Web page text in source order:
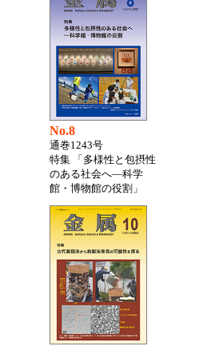
No.8
通巻1243号
特集 「多様性と包摂性
のある社会へ―科学
館・博物館の役割」